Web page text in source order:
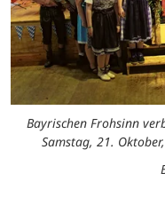
Bayrischen Frohsinn
Samstag, 21.